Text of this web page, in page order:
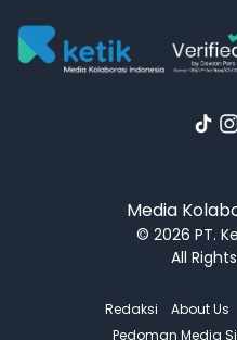
Media
© 2026 PT.
All
Redaksi About Us
Pedoman Media